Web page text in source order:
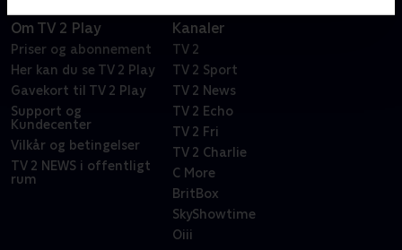
Om TV 2 Play
Priser og abonnement
Her kan du se TV 2 Play
Gavekort til TV 2 Play
Support og
Kundecenter
Vilkår og betingelser
TV 2 NEWS i offentligt
rum
Kanaler
TV 2
TV 2 Sport
TV 2 News
TV 2 Echo
TV 2 Fri
TV 2 Charlie
C More
BritBox
SkyShowtime
Oiii